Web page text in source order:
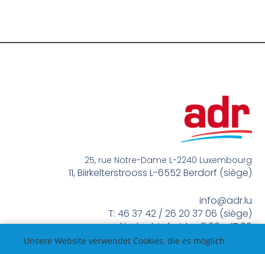
25, rue Notre-Dame L-2240 Luxembourg
11, Biirkelterstrooss L-6552 Berdorf (siège)
info@adr.lu
T: 46 37 42 / 26 20 37 06 (siège)
méindes bis freides 8:00 – 17:00
Unsere Website verwendet Cookies, die es möglich